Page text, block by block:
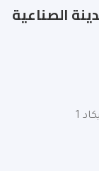
الصناعية